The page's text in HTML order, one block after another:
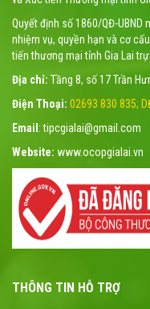
Quyết định số 1860/QĐ-
nhiệm vụ, quyền hạn và cơ
tiến thương mại tỉnh Gia Lai
Địa chỉ: Tầng 8, số 17 Trần
Điện Thoại: 02693 830 835;
Email : tipcgialai@gmail.com
Website: www.ocopgialai.vn
THÔNG TIN HỖ TRỢ